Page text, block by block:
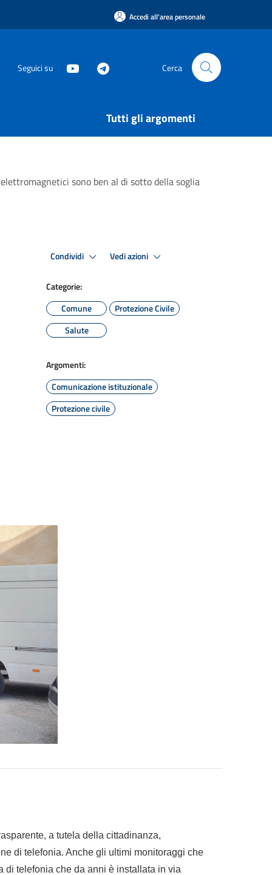
Accedi all'area personale
Seguici su Cerca
Tutti gli argomenti
sono ben al di sotto della soglia
Condividi Vedi azioni
Categorie:
Comune
Protezione Civile
Salute
Argomenti:
Comunicazione istituzionale
Protezione civile
a tutela della cittadinanza,
di telefonia. Anche gli ultimi monitoraggi che
di telefonia che da anni è installata in via